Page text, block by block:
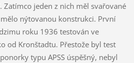
Zatímco jeden z nich měl svařované
nýtovanou konstrukci. První
roku 1936 testován ve
od Kronštadtu. Přestože byl test
typu APSS úspěšný, nebyl